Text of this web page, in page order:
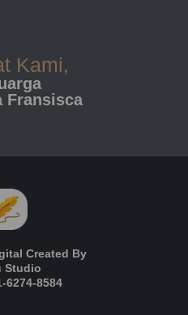
Kami,
Fransisca
Created By
Studio
6274-8584